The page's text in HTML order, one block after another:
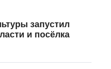
запустил
и посёлка